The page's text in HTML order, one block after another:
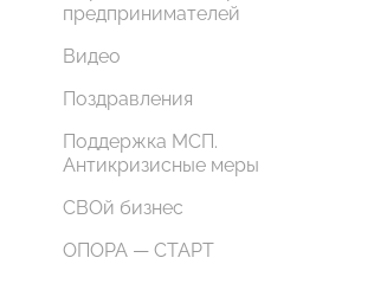
предпринимателей
Видео
Поздравления
Поддержка МСП.
Антикризисные меры
СВОй бизнес
ОПОРА — СТАРТ